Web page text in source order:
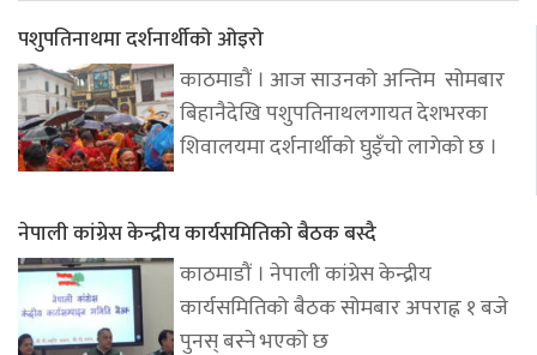
पशुपतिनाथमा दर्शनार्थीको ओइरो
काठमाडौं । आज साउनको अन्तिम सोमबार
बिहानैदेखि पशुपतिनाथलगायत देशभरका
शिवालयमा दर्शनार्थीको घुइँचो लागेको छ ।
नेपाली कांग्रेस केन्द्रीय कार्यसमितिको बैठक बस्दै
काठमाडौं । नेपाली कांग्रेस केन्द्रीय
कार्यसमितिको बैठक सोमबार अपराह्न १ बजे
पुनस् बस्ने भएको छ